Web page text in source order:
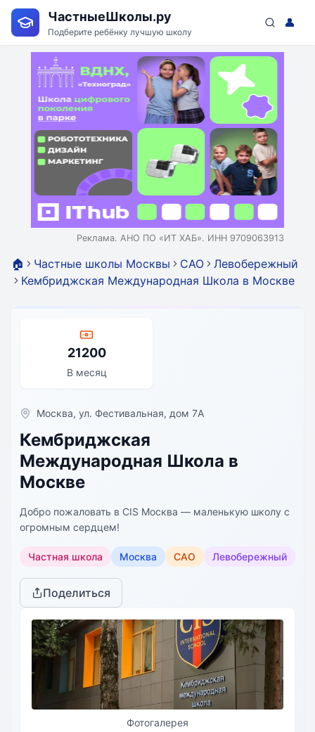
ЧастныеШколы.ру
Подберите ребёнку лучшую школу
👤
Реклама. АНО ПО «ИТ ХАБ». ИНН 9709063913
🏠 Частные школы Москвы САО
Левобережный
Кембриджская Международная Школа в Москве
21200
В месяц
Москва, ул. Фестивальная, дом 7A
Кембриджская
Международная Школа в
Москве
Добро пожаловать в CIS Москва — маленькую школу с
огромным сердцем!
Частная школа Москва САО Левобережный
Поделиться
Фотогалерея